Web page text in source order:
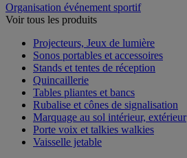
Organisation événement sportif
Voir tous les produits
Projecteurs, Jeux de lumière
Sonos portables et accessoires
Stands et tentes de réception
Quincaillerie
Tables pliantes et bancs
Rubalise et cônes de signalisation
Marquage au sol intérieur, extérieur
Porte voix et talkies walkies
Vaisselle jetable